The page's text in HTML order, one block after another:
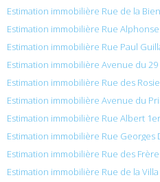
Estimation immobilière Rue de la
Estimation immobilière Rue
Estimation immobilière Rue Paul
Estimation immobilière Avenue du
Estimation immobilière Rue des
Estimation immobilière Avenue du
Estimation immobilière Rue Albert
Estimation immobilière Rue Georges
Estimation immobilière Rue des
Estimation immobilière Rue de la